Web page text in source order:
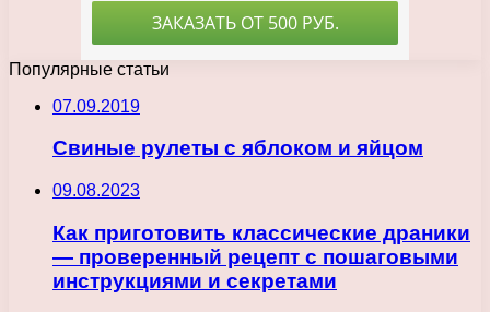
Популярные статьи
07.09.2019
Свиные рулеты с яблоком и яйцом
09.08.2023
Как приготовить классические драники
— проверенный рецепт с пошаговыми
инструкциями и секретами